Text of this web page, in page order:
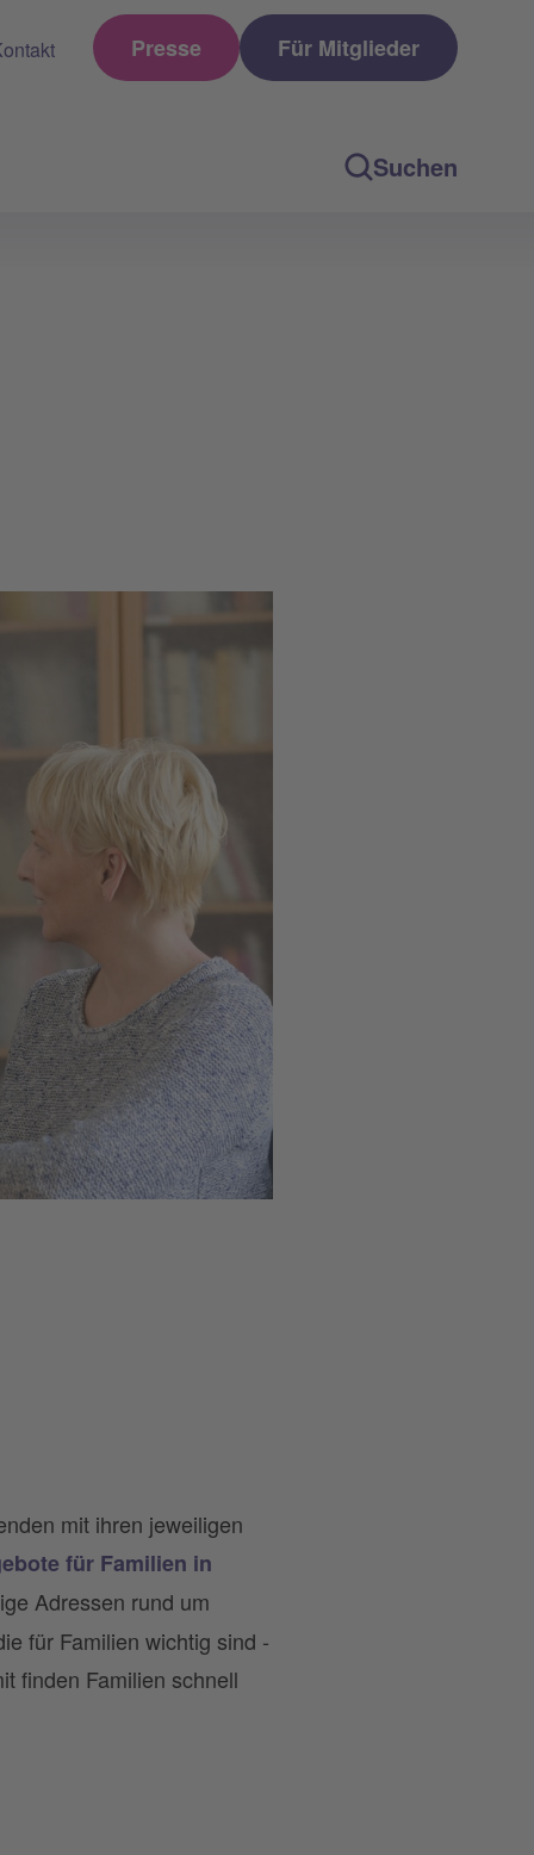
Suchen
Presse Für Mitglieder
mit ihren jeweiligen
für Familien in
Adressen rund um
für Familien wichtig sind -
finden Familien schnell